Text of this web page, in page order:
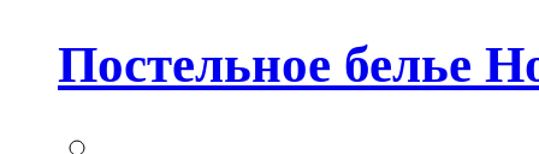
Постельное белье